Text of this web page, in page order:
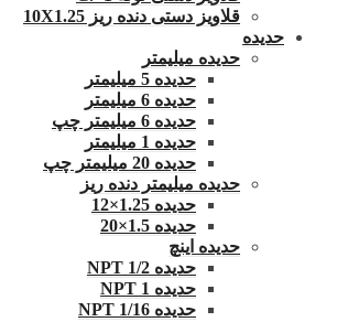
قلاویز دستی دنده ریز 10X1.25
حدیده
حدیده میلیمتر
حدیده 5 میلیمتر
حدیده 6 میلیمتر
حدیده 6 میلیمتر چپ
حدیده 1 میلیمتر
حدیده 20 میلیمتر چپ
حدیده میلیمتر دنده ریز
حدیده 1.25×12
حدیده 1.5×20
حدیده اینچ
حدیده 1/2 NPT
حدیده NPT 1
حدیده 1/16 NPT